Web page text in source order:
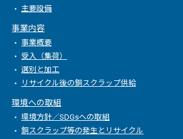
主要設備
事業内容
事業概要
受入（集荷）
選別と加工
リサイクル後の銅スクラップ供給
環境への取組
環境方針／SDGsへの取組
銅スクラップ等の発生とリサイクル